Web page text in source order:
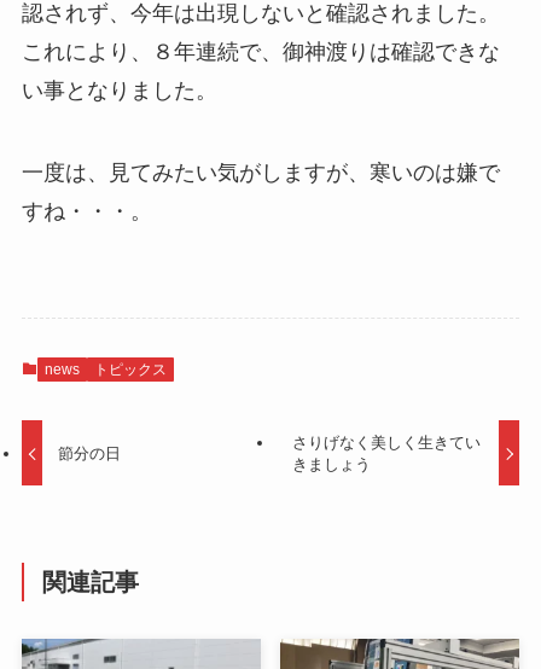
認されず、今年は出現しないと確認されました。
これにより、８年連続で、御神渡りは確認できな
い事となりました。
一度は、見てみたい気がしますが、寒いのは嫌で
すね・・・。
news トピックス
節分の日
さりげなく美しく生きてい
きましょう
関連記事